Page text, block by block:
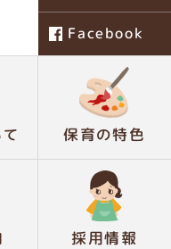
Facebook
保育の特色
採用情報